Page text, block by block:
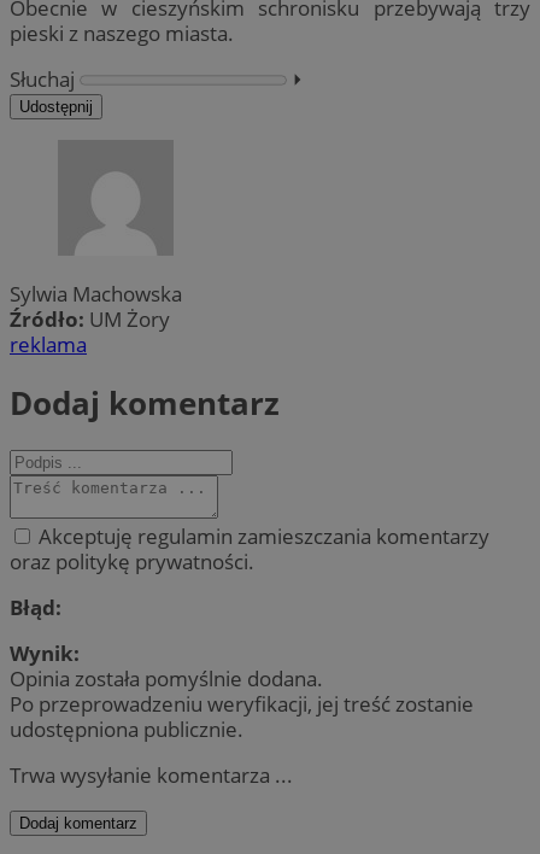
Obecnie w cieszyńskim schronisku przebywają trzy
pieski z naszego miasta.
Słuchaj
⏵︎
Udostępnij
Sylwia Machowska
Źródło: UM Żory
reklama
Dodaj komentarz
Akceptuję regulamin zamieszczania komentarzy
oraz politykę prywatności.
Błąd:
Wynik:
Opinia została pomyślnie dodana.
Po przeprowadzeniu weryfikacji, jej treść zostanie
udostępniona publicznie.
Trwa wysyłanie komentarza ...
Dodaj komentarz